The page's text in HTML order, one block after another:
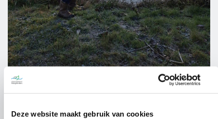
Deze website maakt gebruik van cookies
Vanuit de lucht, in het water en op het